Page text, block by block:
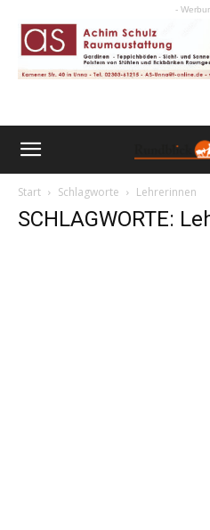
-
Start Schlagworte Lehrerinnen
SCHLAGWORTE: